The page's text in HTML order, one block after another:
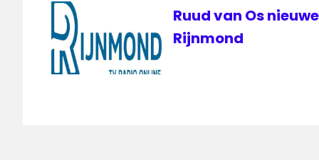
Ruud van Os
Rijnmond